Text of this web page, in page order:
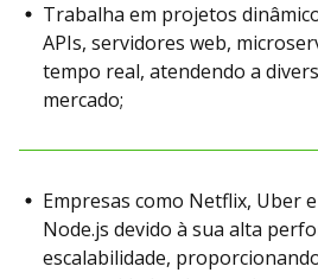
Trabalha em projetos
APIs, servidores web,
tempo real, atendendo a
mercado;
Empresas como Netflix, Uber
Node.js devido à sua alta
escalabilidade,